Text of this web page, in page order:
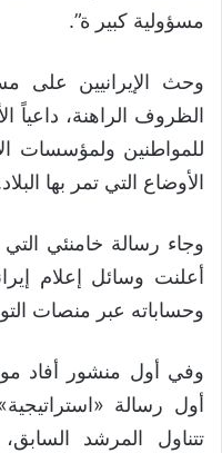
مسؤولية كبير ة”.
وحث الإيرانيين
الظروف الراهنة، داعياً
للمواطنين ولمؤسسات
الأوضاع التي تمر بها
وجاء رسالة خامنئي التي
أعلنت وسائل إعلام
وحساباته عبر منصات
وفي أول منشور أفاد
أول رسالة
تتناول المرشد